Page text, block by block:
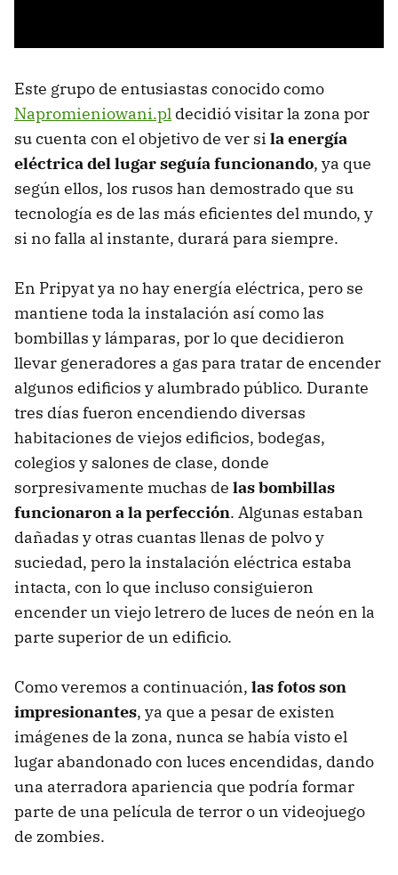
Este grupo de entusiastas conocido como
Napromieniowani.pl decidió visitar la zona por
su cuenta con el objetivo de ver si la energía
eléctrica del lugar seguía funcionando, ya que
según ellos, los rusos han demostrado que su
tecnología es de las más eficientes del mundo, y
si no falla al instante, durará para siempre.
En Pripyat ya no hay energía eléctrica, pero se
mantiene toda la instalación así como las
bombillas y lámparas, por lo que decidieron
llevar generadores a gas para tratar de encender
algunos edificios y alumbrado público. Durante
tres días fueron encendiendo diversas
habitaciones de viejos edificios, bodegas,
colegios y salones de clase, donde
sorpresivamente muchas de las bombillas
funcionaron a la perfección. Algunas estaban
dañadas y otras cuantas llenas de polvo y
suciedad, pero la instalación eléctrica estaba
intacta, con lo que incluso consiguieron
encender un viejo letrero de luces de neón en la
parte superior de un edificio.
Como veremos a continuación, las fotos son
impresionantes, ya que a pesar de existen
imágenes de la zona, nunca se había visto el
lugar abandonado con luces encendidas, dando
una aterradora apariencia que podría formar
parte de una película de terror o un videojuego
de zombies.